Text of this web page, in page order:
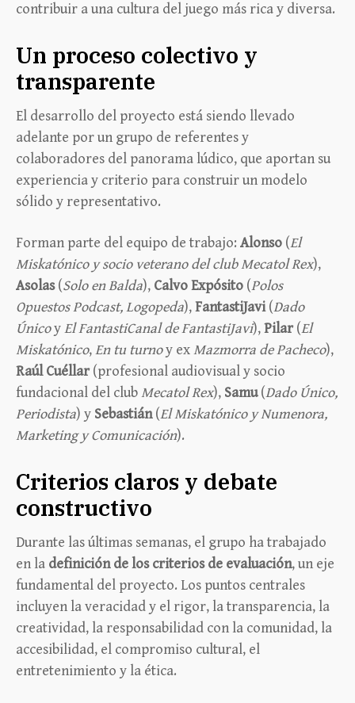
contribuir a una cultura del juego más rica y diversa.
Un proceso colectivo y
transparente
El desarrollo del proyecto está siendo llevado
adelante por un grupo de referentes y
colaboradores del panorama lúdico, que aportan su
experiencia y criterio para construir un modelo
sólido y representativo.
Forman parte del equipo de trabajo: Alonso (El
Miskatónico y socio veterano del club Mecatol Rex),
Asolas(Solo en Balda), Calvo Expósito (Polos
Opuestos Podcast, Logopeda),FantastiJavi(Dado
ÚnicoyEl FantastiCanal de FantastiJavi),Pilar(El
Miskatónico,En tu turnoy exMazmorra de Pacheco),
Raúl Cuéllar(profesional audiovisual y socio
fundacional del clubMecatol Rex), Samu(Dado Único,
Periodista) y Sebastián(El Miskatónico y Numenora,
Marketing y Comunicación).
Criterios claros y debate
constructivo
Durante las últimas semanas, el grupo ha trabajado
en la definición de los criterios de evaluación, un eje
fundamental del proyecto. Los puntos centrales
incluyen la veracidad y el rigor, la transparencia, la
creatividad, la responsabilidad con la comunidad, la
accesibilidad, el compromiso cultural, el
entretenimiento y la ética.